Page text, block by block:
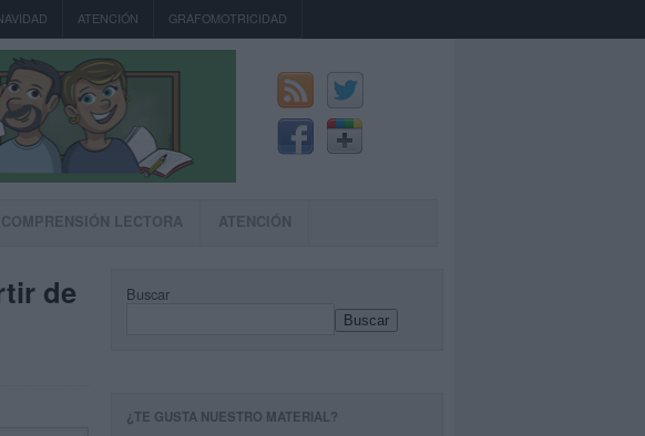
ATENCIÓN GRAFOMOTRICIDAD
COMPRENSIÓN LECTORA ATENCIÓN
de
Buscar
Buscar
¿TE GUSTA NUESTRO MATERIAL?